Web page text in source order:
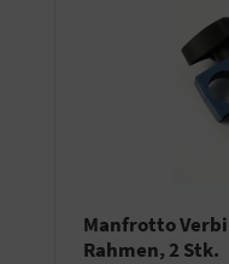
Manfrotto
Rahmen, 2 Stk.